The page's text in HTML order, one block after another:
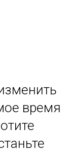
время